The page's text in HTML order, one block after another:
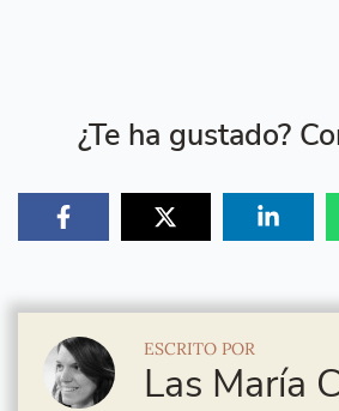
¿Te ha gustado?
ESCRITO POR
Las María